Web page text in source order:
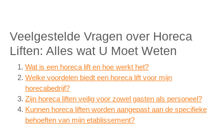
Veelgestelde Vragen over Horeca
Liften: Alles wat U Moet Weten
Wat is een horeca lift en hoe werkt het?
Welke voordelen biedt een horeca lift voor mijn
horecabedrijf?
Zijn horeca liften veilig voor zowel gasten als personeel?
Kunnen horeca liften worden aangepast aan de specifieke
behoeften van mijn etablissement?